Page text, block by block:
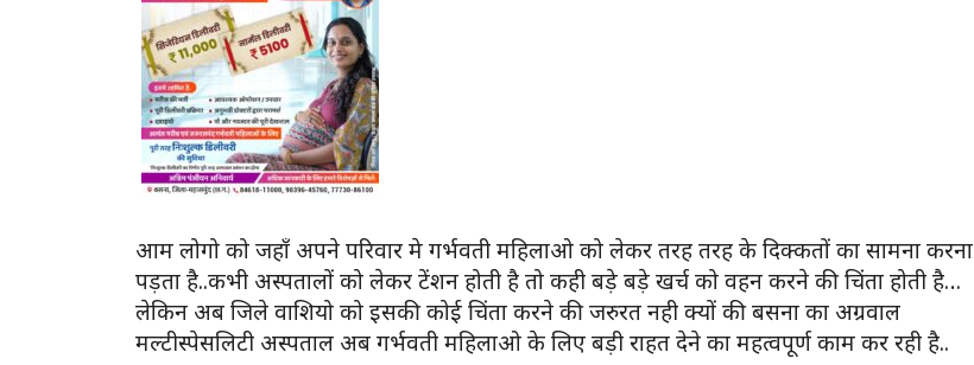
आम लोगो को जहाँ अपने परिवार मे गर्भवती महिलाओ को लेकर तरह तरह के दिक्कतों का सामना करना
पड़ता है..कभी अस्पतालों को लेकर टेंशन होती है तो कही बड़े बड़े खर्च को वहन करने की चिंता होती है…
लेकिन अब जिले वाशियो को इसकी कोई चिंता करने की जरुरत नही क्यों की बसना का अग्रवाल
मल्टीस्पेसलिटी अस्पताल अब गर्भवती महिलाओ के लिए बड़ी राहत देने का महत्वपूर्ण काम कर रही है..